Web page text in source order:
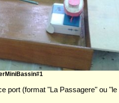
port (format "La Passagere" ou